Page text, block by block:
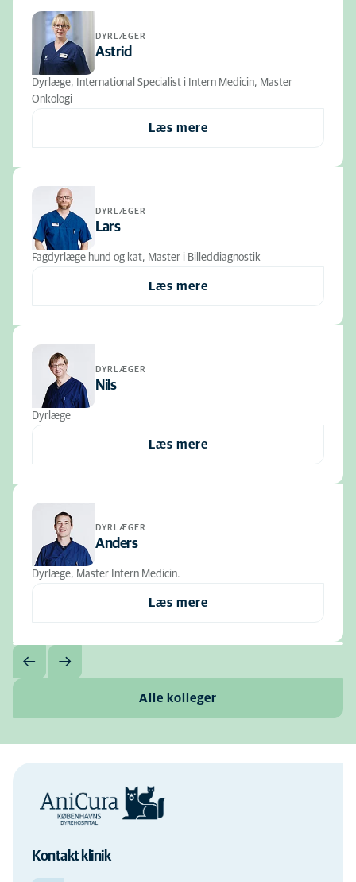
DYRLÆGER
Astrid
Dyrlæge, International Specialist i Intern Medicin, Master
Onkologi
Læs mere
DYRLÆGER
Lars
Fagdyrlæge hund og kat, Master i Billeddiagnostik
Læs mere
DYRLÆGER
Nils
Dyrlæge
Læs mere
DYRLÆGER
Anders
Dyrlæge, Master Intern Medicin.
Læs mere
Alle kolleger
Kontakt klinik